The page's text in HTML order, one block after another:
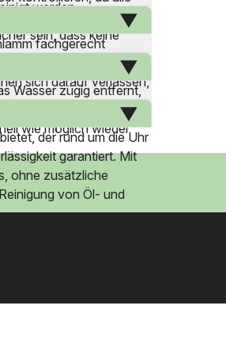
werden.
sein, dass keine
fachgerecht
diesen Prozess effizient
sich darauf verlassen,
Wasser zügig entfernt,
Die Experten der
wie möglich wieder
der rund um die Uhr
garantiert. Mit
ohne zusätzliche
von Öl- und